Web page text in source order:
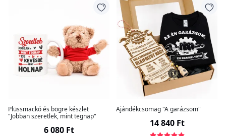
Plüssmackó és bögre készlet
"Jobban szeretlek, mint tegnap"
6 080 Ft
Ajándékcsomag "A garázsom"
14 840 Ft